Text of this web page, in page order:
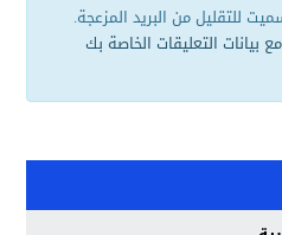
للتقليل من البريد المزعجة.
بيانات التعليقات الخاصة بك